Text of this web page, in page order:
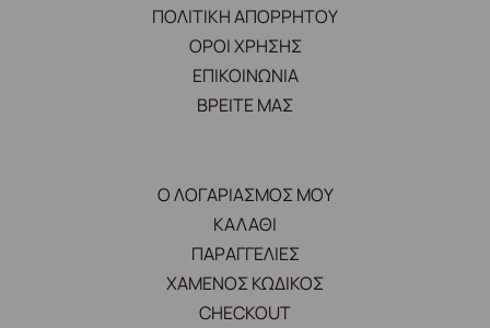
ΠΟΛΙΤΙΚΗ ΑΠΟΡΡΗΤΟΥ
ΟΡΟΙ ΧΡΗΣΗΣ
ΕΠΙΚΟΙΝΩΝΙΑ
ΒΡΕΙΤΕ ΜΑΣ
Ο ΛΟΓΑΡΙΑΣΜΟΣ ΜΟΥ
ΚΑΛΑΘΙ
ΠΑΡΑΓΓΕΛΙΕΣ
ΧΑΜΕΝΟΣ ΚΩΔΙΚΟΣ
CHECKOUT